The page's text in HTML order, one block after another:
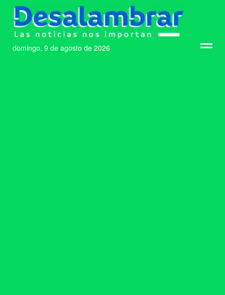
domingo, 9 de agosto de 2026